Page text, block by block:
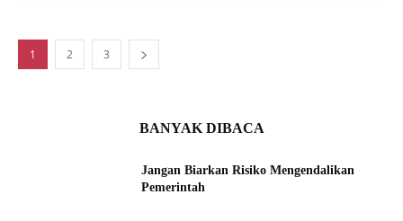
1 2 3
BANYAK DIBACA
Jangan Biarkan Risiko Mengendalikan
Pemerintah